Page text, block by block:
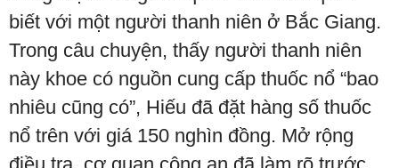
biết với một người thanh niên ở Bắc Giang.
Trong câu chuyện, thấy người thanh niên
này khoe có nguồn cung cấp thuốc nổ “bao
nhiêu cũng có”, Hiếu đã đặt hàng số thuốc
nổ trên với giá 150 nghìn đồng. Mở rộng